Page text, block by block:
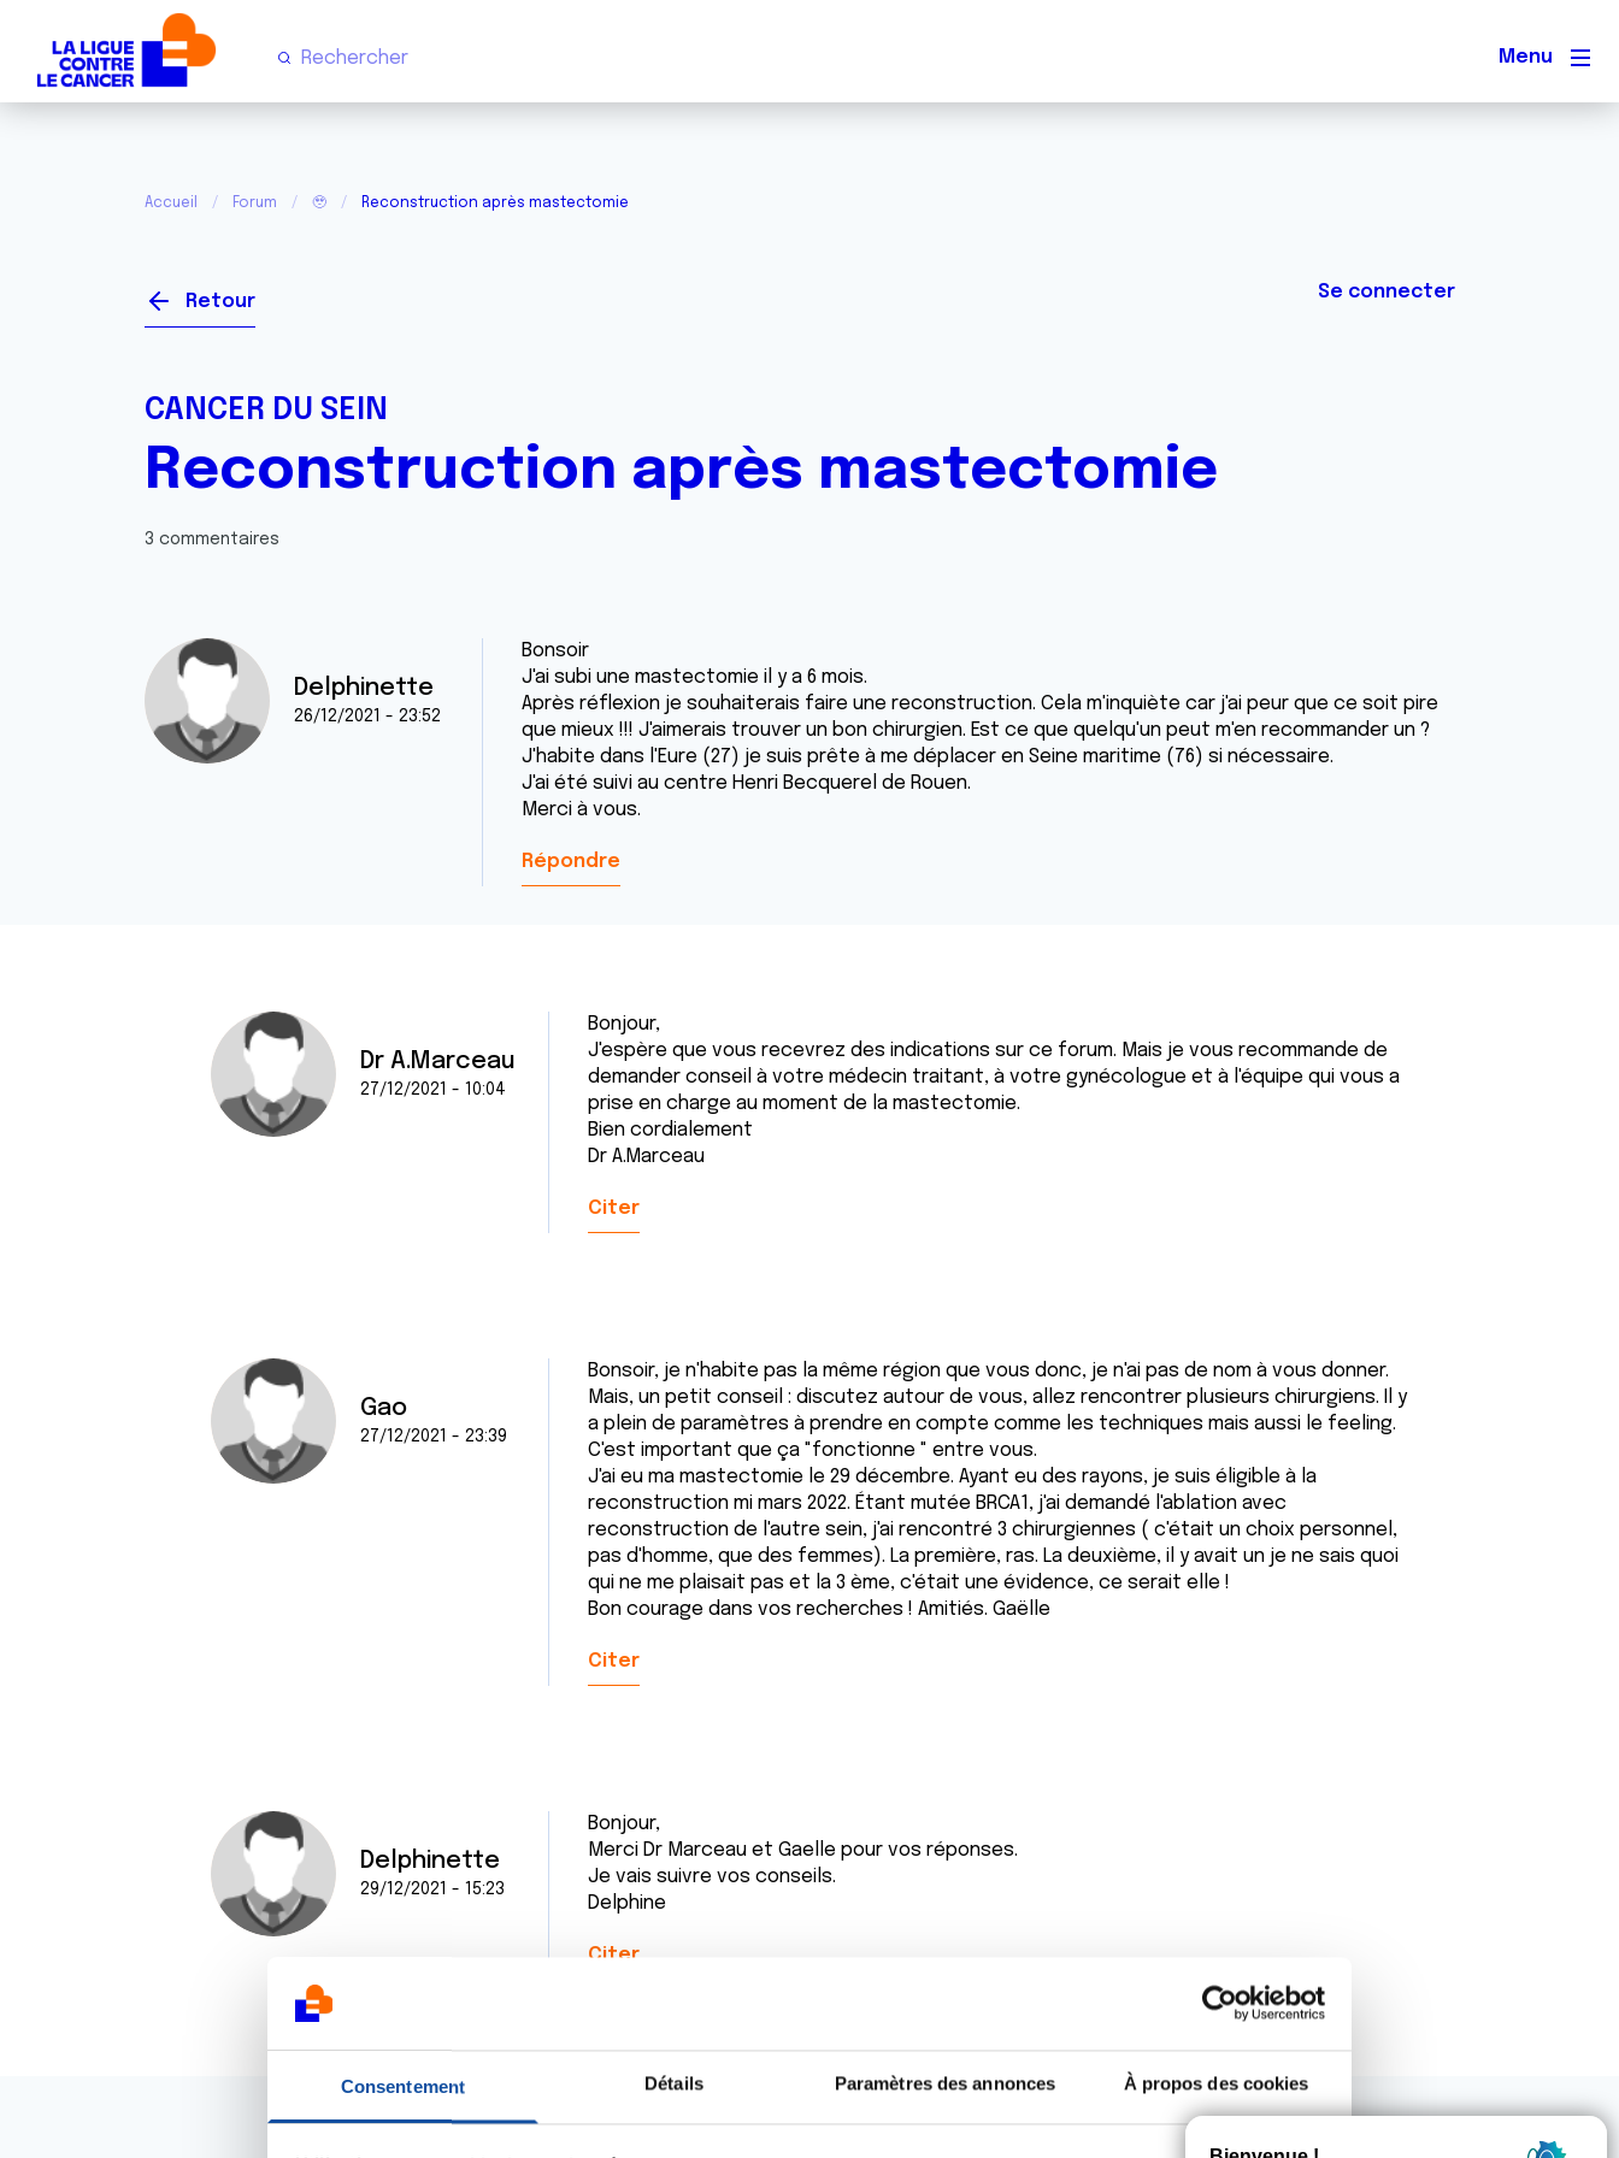
Consentement Détails Paramètres des annonces À propos des cookies
Menu
Accueil Forum 🥹 Reconstruction après mastectomie
Retour Se connecter
CANCER DU SEIN
Reconstruction après mastectomie
3 commentaires
Delphinette
26/12/2021 - 23:52
Bonsoir
J'ai subi une mastectomie il y a 6 mois.
Après réflexion je souhaiterais faire une reconstruction. Cela m'inquiète car j'ai peur que ce soit pire
que mieux !!! J'aimerais trouver un bon chirurgien. Est ce que quelqu'un peut m'en recommander un ?
J'habite dans l'Eure (27) je suis prête à me déplacer en Seine maritime (76) si nécessaire.
J'ai été suivi au centre Henri Becquerel de Rouen.
Merci à vous.
Répondre
Dr A.Marceau
27/12/2021 - 10:04
Bonjour,
J'espère que vous recevrez des indications sur ce forum. Mais je vous recommande de
demander conseil à votre médecin traitant, à votre gynécologue et à l'équipe qui vous a
prise en charge au moment de la mastectomie.
Bien cordialement
Dr A.Marceau
Citer
Gao
27/12/2021 - 23:39
Bonsoir, je n'habite pas la même région que vous donc, je n'ai pas de nom à vous donner.
Mais, un petit conseil : discutez autour de vous, allez rencontrer plusieurs chirurgiens. Il y
a plein de paramètres à prendre en compte comme les techniques mais aussi le feeling.
C'est important que ça "fonctionne " entre vous.
J'ai eu ma mastectomie le 29 décembre. Ayant eu des rayons, je suis éligible à la
reconstruction mi mars 2022. Étant mutée BRCA1, j'ai demandé l'ablation avec
reconstruction de l'autre sein, j'ai rencontré 3 chirurgiennes ( c'était un choix personnel,
pas d'homme, que des femmes). La première, ras. La deuxième, il y avait un je ne sais quoi
qui ne me plaisait pas et la 3 ème, c'était une évidence, ce serait elle !
Bon courage dans vos recherches ! Amitiés. Gaëlle
Citer
Delphinette
29/12/2021 - 15:23
Bonjour,
Merci Dr Marceau et Gaelle pour vos réponses.
Je vais suivre vos conseils.
Delphine
Citer